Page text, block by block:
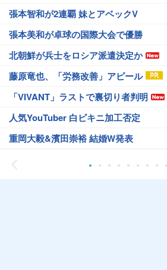
張本智和が2連覇 妹とアベックV
張本美和が卓球の国際大会で優勝
北朝鮮が兵士をロシア派遣決定か
藤原竜也、「労務改善」アピール
「VIVANT」ラストで裏切り者判明
人気YouTuber 白ビキニ加工否定
重岡大毅&濱田崇裕 結婚W発表